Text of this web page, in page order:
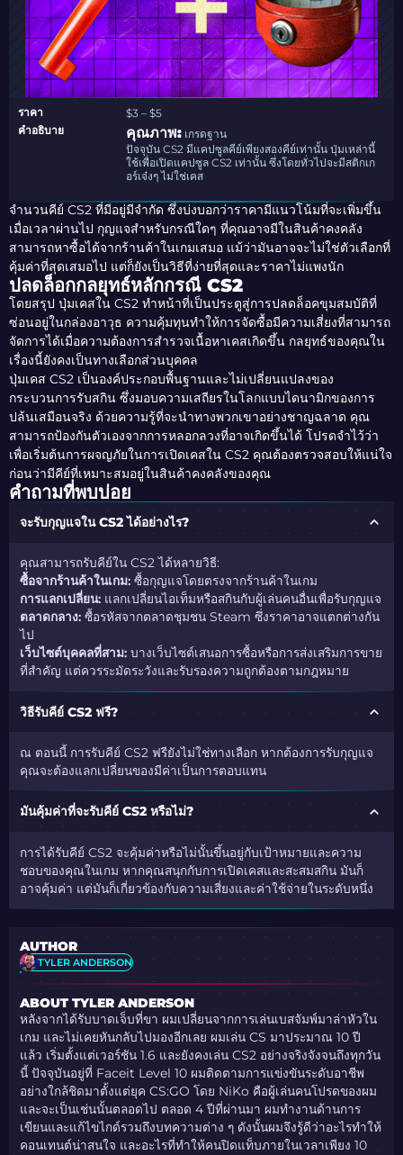
ราคา
$3 – $5
คำอธิบาย
คุณภาพ: เกรดฐาน
ปัจจุบัน CS2 มีแคปซูลคีย์เพียงสองคีย์เท่านั้น ปุ่มเหล่านี้
ใช้เพื่อเปิดแคปซูล CS2 เท่านั้น ซึ่งโดยทั่วไปจะมีสติกเก
อร์เจ๋งๆ ไม่ใช่เคส
จำนวนคีย์ CS2 ที่มีอยู่มีจำกัด ซึ่งบ่งบอกว่าราคามีแนวโน้มที่จะเพิ่มขึ้น
เมื่อเวลาผ่านไป กุญแจสำหรับกรณีใดๆ ที่คุณอาจมีในสินค้าคงคลัง
สามารถหาซื้อได้จากร้านค้าในเกมเสมอ แม้ว่ามันอาจจะไม่ใช่ตัวเลือกที่
คุ้มค่าที่สุดเสมอไป แต่ก็ยังเป็นวิธีที่ง่ายที่สุดและราคาไม่แพงนัก
ปลดล็อกกลยุทธ์หลักกรณี CS2
โดยสรุป ปุ่มเคสใน CS2 ทำหน้าที่เป็นประตูสู่การปลดล็อคขุมสมบัติที่
ซ่อนอยู่ในกล่องอาวุธ ความคุ้มทุนทำให้การจัดซื้อมีความเสี่ยงที่สามารถ
จัดการได้เมื่อความต้องการสำรวจเนื้อหาเคสเกิดขึ้น กลยุทธ์ของคุณใน
เรื่องนี้ยังคงเป็นทางเลือกส่วนบุคคล
ปุ่มเคส CS2 เป็นองค์ประกอบพื้นฐานและไม่เปลี่ยนแปลงของ
กระบวนการรับสกิน ซึ่งมอบความเสถียรในโลกแบบไดนามิกของการ
ปล้นเสมือนจริง ด้วยความรู้ที่จะนำทางพวกเขาอย่างชาญฉลาด คุณ
สามารถป้องกันตัวเองจากการหลอกลวงที่อาจเกิดขึ้นได้ โปรดจำไว้ว่า
เพื่อเริ่มต้นการผจญภัยในการเปิดเคสใน CS2 คุณต้องตรวจสอบให้แน่ใจ
ก่อนว่ามีคีย์ที่เหมาะสมอยู่ในสินค้าคงคลังของคุณ
คำถามที่พบบ่อย
จะรับกุญแจใน CS2 ได้อย่างไร?
คุณสามารถรับคีย์ใน CS2 ได้หลายวิธี:
ซื้อจากร้านค้าในเกม: ซื้อกุญแจโดยตรงจากร้านค้าในเกม
การแลกเปลี่ยน: แลกเปลี่ยนไอเท็มหรือสกินกับผู้เล่นคนอื่นเพื่อรับกุญแจ
ตลาดกลาง: ซื้อรหัสจากตลาดชุมชน Steam ซึ่งราคาอาจแตกต่างกัน
ไป
เว็บไซต์บุคคลที่สาม: บางเว็บไซต์เสนอการซื้อหรือการส่งเสริมการขาย
ที่สำคัญ แต่ควรระมัดระวังและรับรองความถูกต้องตามกฎหมาย
วิธีรับคีย์ CS2 ฟรี?
ณ ตอนนี้ การรับคีย์ CS2 ฟรียังไม่ใช่ทางเลือก หากต้องการรับกุญแจ
คุณจะต้องแลกเปลี่ยนของมีค่าเป็นการตอบแทน
มันคุ้มค่าที่จะรับคีย์ CS2 หรือไม่?
การได้รับคีย์ CS2 จะคุ้มค่าหรือไม่นั้นขึ้นอยู่กับเป้าหมายและความ
ชอบของคุณในเกม หากคุณสนุกกับการเปิดเคสและสะสมสกิน มันก็
อาจคุ้มค่า แต่มันก็เกี่ยวข้องกับความเสี่ยงและค่าใช้จ่ายในระดับหนึ่ง
AUTHOR
TYLER ANDERSON
ABOUT TYLER ANDERSON
หลังจากได้รับบาดเจ็บที่ขา ผมเปลี่ยนจากการเล่นเบสจัมพ์มาล่าหัวใน
เกม และไม่เคยหันกลับไปมองอีกเลย ผมเล่น CS มาประมาณ 10 ปี
แล้ว เริ่มตั้งแต่เวอร์ชัน 1.6 และยังคงเล่น CS2 อย่างจริงจังจนถึงทุกวัน
นี้ ปัจจุบันอยู่ที่ Faceit Level 10 ผมติดตามการแข่งขันระดับอาชีพ
อย่างใกล้ชิดมาตั้งแต่ยุค CS:GO โดย NiKo คือผู้เล่นคนโปรดของผม
และจะเป็นเช่นนั้นตลอดไป ตลอด 4 ปีที่ผ่านมา ผมทำงานด้านการ
เขียนและแก้ไขไกด์รวมถึงบทความต่าง ๆ ดังนั้นผมจึงรู้ดีว่าอะไรทำให้
คอนเทนต์น่าสนใจ และอะไรที่ทำให้คนปิดแท็บภายในเวลาเพียง 10